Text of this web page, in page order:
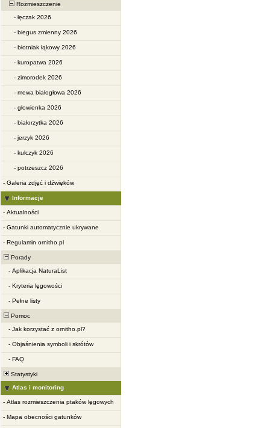
Rozmieszczenie
- łęczak 2026
- biegus zmienny 2026
- błotniak łąkowy 2026
- kuropatwa 2026
- zimorodek 2026
- mewa białogłowa 2026
- głowienka 2026
- białorzytka 2026
- jerzyk 2026
- kulczyk 2026
- potrzeszcz 2026
- Galeria zdjęć i dźwięków
Informacje
- Aktualności
- Gatunki automatycznie ukrywane
- Regulamin ornitho.pl
Porady
- Aplikacja NaturaList
- Kryteria lęgowości
- Pełne listy
Pomoc
- Jak korzystać z ornitho.pl?
- Objaśnienia symboli i skrótów
- FAQ
Statystyki
Atlas i monitoring
- Atlas rozmieszczenia ptaków lęgowych
- Mapa obecności gatunków